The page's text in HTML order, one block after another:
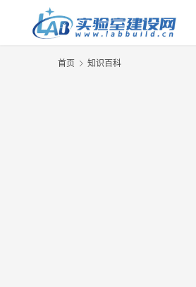
首页 知识百科